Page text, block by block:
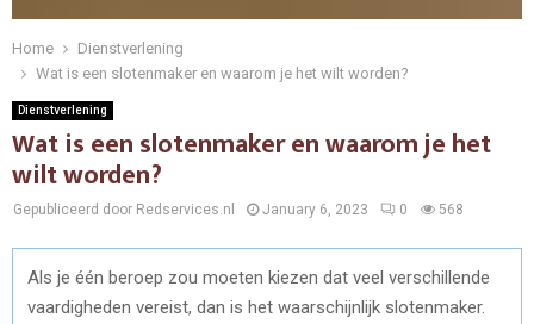
Home
Dienstverlening
Wat is een slotenmaker en waarom je het wilt worden?
Dienstverlening
Wat is een slotenmaker en waarom je het
wilt worden?
Gepubliceerd door Redservices.nl January 6, 2023 0 568
Als je één beroep zou moeten kiezen dat veel verschillende
vaardigheden vereist, dan is het waarschijnlijk slotenmaker.